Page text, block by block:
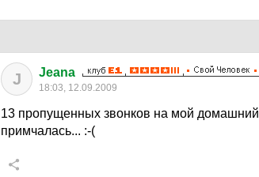
J Jeana
18:03, 12.09.2009
13 пропущенных звонков на мой
примчалась... :-(